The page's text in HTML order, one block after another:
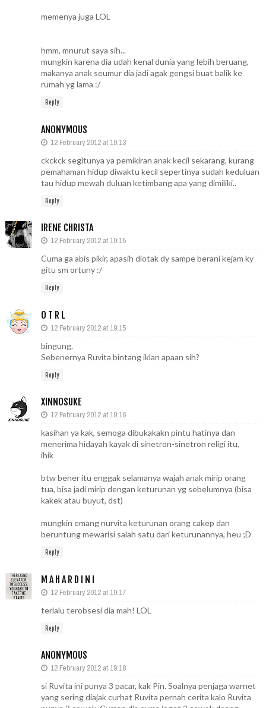
memenya juga LOL
hmm, mnurut saya sih...
mungkin karena dia udah kenal dunia yang lebih beruang,
makanya anak seumur dia jadi agak gengsi buat balik ke
rumah yg lama :/
Reply
ANONYMOUS
12 February 2012 at 19:13
ckckck segitunya ya pemikiran anak kecil sekarang, kurang
pemahaman hidup diwaktu kecil sepertinya sudah keduluan
tau hidup mewah duluan ketimbang apa yang dimiliki..
Reply
IRENE CHRISTA
12 February 2012 at 19:15
Cuma ga abis pikir, apasih diotak dy sampe berani kejam ky
gitu sm ortuny :/
Reply
O T R L
12 February 2012 at 19:15
bingung.
Sebenernya Ruvita bintang iklan apaan sih?
Reply
XINNOSUKE
12 February 2012 at 19:16
kasihan ya kak, semoga dibukakakn pintu hatinya dan
menerima hidayah kayak di sinetron-sinetron religi itu,
ihik
btw bener itu enggak selamanya wajah anak mirip orang
tua, bisa jadi mirip dengan keturunan yg sebelumnya (bisa
kakek atau buyut, dst)
mungkin emang nurvita keturunan orang cakep dan
beruntung mewarisi salah satu dari keturunannya, heu ;D
Reply
M A H A R D I N I
12 February 2012 at 19:17
terlalu terobsesi dia mah! LOL
Reply
ANONYMOUS
12 February 2012 at 19:18
si Ruvita ini punya 3 pacar, kak Pin. Soalnya penjaga warnet
yang sering diajak curhat Ruvita pernah cerita kalo Ruvita